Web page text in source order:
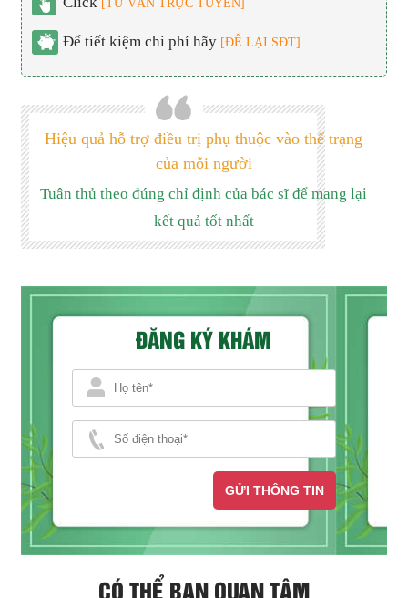
[TƯ VẤN TRỰC TUYẾN]
Để tiết kiệm chi phí hãy [ĐỂ LẠI SĐT]
Hiệu quả hỗ trợ điều trị phụ thuộc vào thể trạng
của mỗi người
Tuân thủ theo đúng chỉ định của bác sĩ để mang lại
kết quả tốt nhất
ĐĂNG KÝ KHÁM
GỬI THÔNG TIN
CÓ THỂ BẠN QUAN TÂM